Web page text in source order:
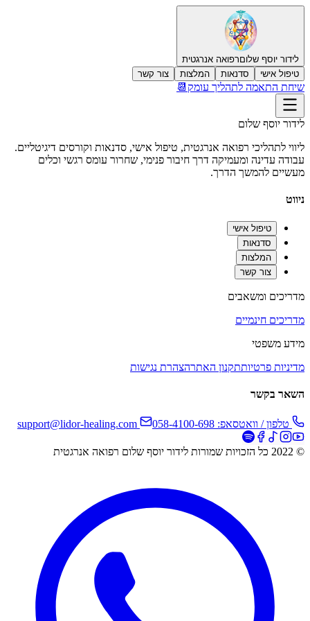
לידור יוסף שלוםרפואה אנרגטית
טיפול אישי
סדנאות המלצות צור קשר
שיחת התאמה לתהליך עומק📆
לידור יוסף שלום
ליווי לתהליכי רפואה אנרגטית, טיפול אישי, סדנאות וקורסים דיגיטליים.
עבודה עדינה ומעמיקה דרך חיבור פנימי, שחרור עומס רגשי וכלים
מעשיים להמשך הדרך.
ניווט
טיפול אישי
סדנאות
המלצות
צור קשר
מדריכים ומשאבים
מדריכים חינמיים
מידע משפטי
מדיניות פרטיותתקנון האתרהצהרת נגישות
השאר בקשר
טלפון / וואטסאפ: 058-4100-698
© 2022 כל הזכויות שמורות לידור יוסף שלום רפואה אנרגטית